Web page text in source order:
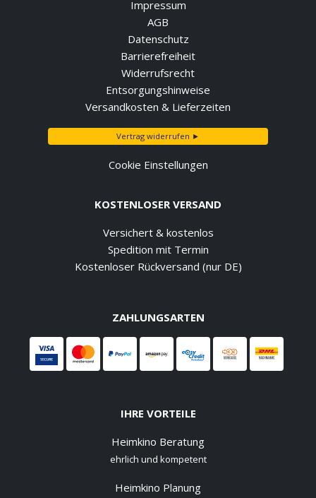
Impressum
AGB
Datenschutz
Barrierefreiheit
Widerrufsrecht
Entsorgungshinweise
Versandkosten & Lieferzeiten
Vertrag widerrufen ►
Cookie Einstellungen
KOSTENLOSER VERSAND
Versichert & kostenlos
Spedition mit Termin
Kostenloser Rückversand (nur DE)
ZAHLUNGSARTEN
IHRE VORTEILE
Heimkino Beratung
ehrlich und kompetent
Heimkino Planung